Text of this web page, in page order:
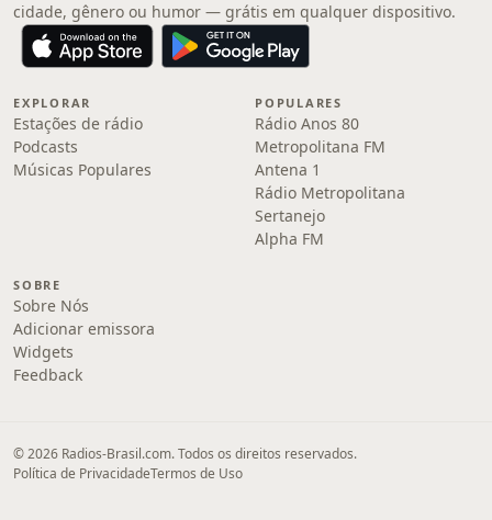
cidade, gênero ou humor — grátis em qualquer dispositivo.
EXPLORAR
Estações de rádio
Podcasts
Músicas Populares
POPULARES
Rádio Anos 80
Metropolitana FM
Antena 1
Rádio Metropolitana
Sertanejo
Alpha FM
SOBRE
Sobre Nós
Adicionar emissora
Widgets
Feedback
© 2026 Radios-Brasil.com. Todos os direitos reservados.
Política de PrivacidadeTermos de Uso